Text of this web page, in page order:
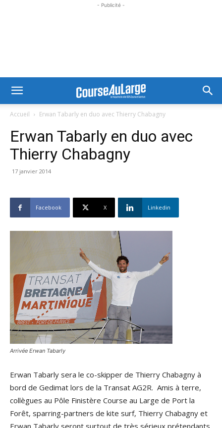
- Publicité -
Accueil Erwan Tabarly en duo avec Thierry Chabagny
Erwan Tabarly en duo avec
Thierry Chabagny
17 janvier 2014
Facebook X Linkedin
Arrivée Erwan Tabarly
Erwan Tabarly sera le co-skipper de Thierry Chabagny à
bord de Gedimat lors de la Transat AG2R. Amis à terre,
collègues au Pôle Finistère Course au Large de Port la
Forêt, sparring-partners de kite surf, Thierry Chabagny et
Erwan Tabarly seront surtout de très sérieux prétendants